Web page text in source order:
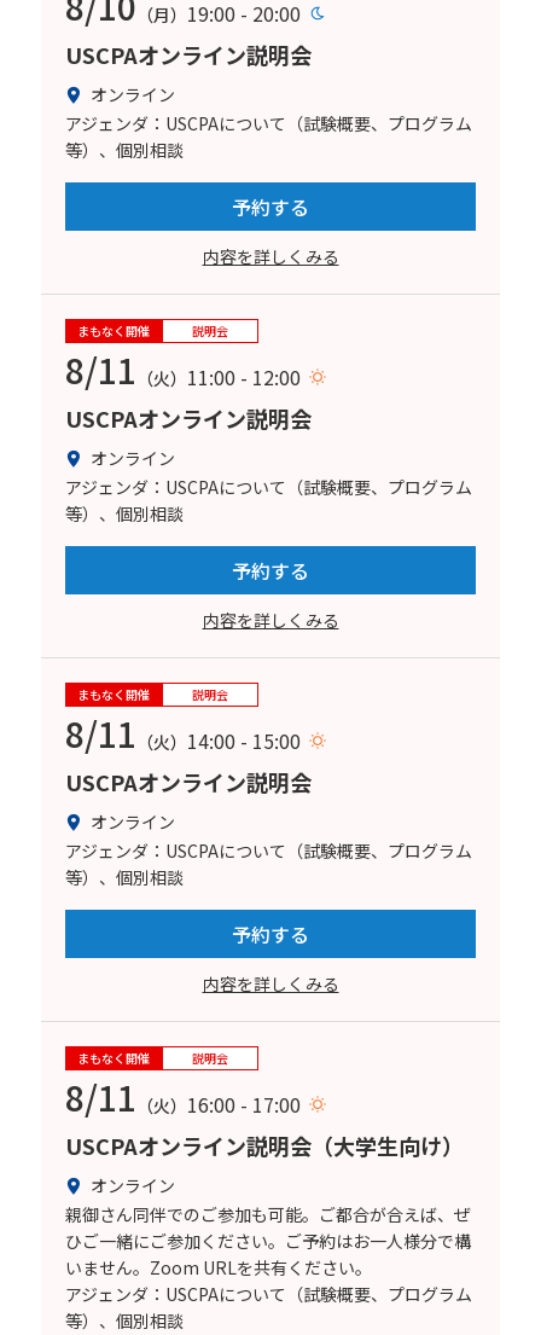
（月） 19:00 - 20:00
USCPAオンライン説明会
オンライン
アジェンダ：USCPAについて（試験概要、プログラム
等）、個別相談
予約する
内容を詳しくみる
まもなく開催 説明会
8/11 （火） 11:00 - 12:00
USCPAオンライン説明会
オンライン
アジェンダ：USCPAについて（試験概要、プログラム
等）、個別相談
予約する
内容を詳しくみる
まもなく開催 説明会
8/11 （火） 14:00 - 15:00
USCPAオンライン説明会
オンライン
アジェンダ：USCPAについて（試験概要、プログラム
等）、個別相談
予約する
内容を詳しくみる
まもなく開催 説明会
8/11 （火） 16:00 - 17:00
USCPAオンライン説明会（大学生向け）
オンライン
親御さん同伴でのご参加も可能。ご都合が合えば、ぜ
ひご一緒にご参加ください。ご予約はお一人様分で構
いません。Zoom URLを共有ください。
アジェンダ：USCPAについて（試験概要、プログラム
等）、個別相談